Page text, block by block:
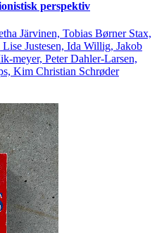
perspektiv
Järvinen, Tobias Børner Stax,
Justesen, Ida Willig, Jakob
meyer, Peter Dahler-Larsen,
Kim Christian Schrøder